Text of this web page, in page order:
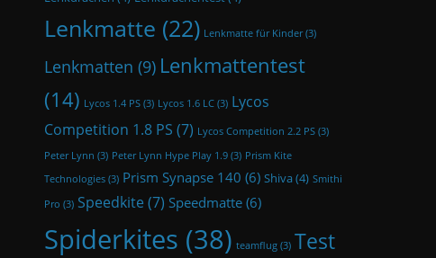
Lenkmatte (22) Lenkmatte für Kinder(3)
Lenkmatten (9) Lenkmattentest
(14) Lycos 1.4 PS (3) Lycos 1.6 LC (3) Lycos
Competition 1.8 PS (7) Lycos Competition 2.2 PS (3)
Peter Lynn (3) Peter Lynn Hype Play 1.9 (3) Prism Kite
Technologies (3) Prism Synapse 140 (6) Shiva(4) Smithi
Pro (3) Speedkite (7) Speedmatte(6)
Spiderkites (38) teamflug (3) Test